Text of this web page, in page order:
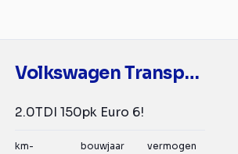
Volkswagen Transporter
2.0TDI 150pk Euro 6!
km-
bouwjaar vermogen